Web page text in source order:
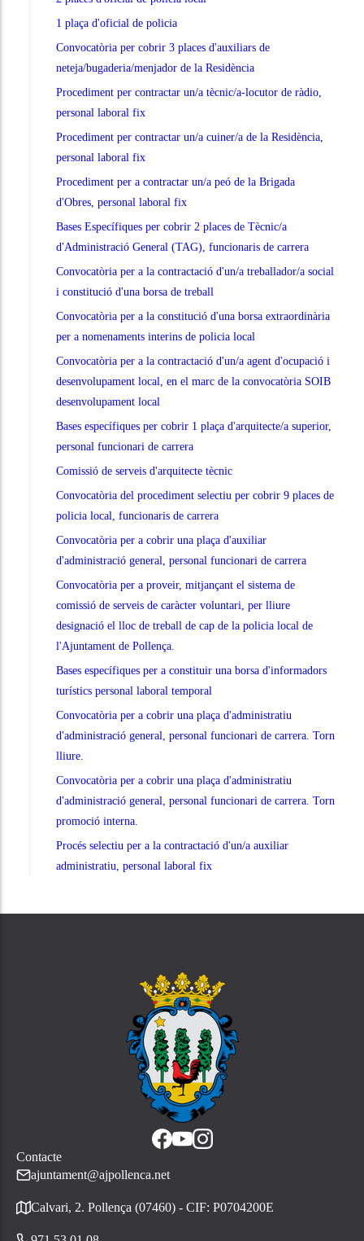
1 plaça d'oficial de policia
Convocatòria per cobrir 3 places d'auxiliars de
neteja/bugaderia/menjador de la Residència
Procediment per contractar un/a tècnic/a-locutor de ràdio,
personal laboral fix
Procediment per contractar un/a cuiner/a de la Residència,
personal laboral fix
Procediment per a contractar un/a peó de la Brigada
d'Obres, personal laboral fix
Bases Específiques per cobrir 2 places de Tècnic/a
d'Administració General (TAG), funcionaris de carrera
Convocatòria per a la contractació d'un/a treballador/a social
i constitució d'una borsa de treball
Convocatòria per a la constitució d'una borsa extraordinària
per a nomenaments interins de policia local
Convocatòria per a la contractació d'un/a agent d'ocupació i
desenvolupament local, en el marc de la convocatòria SOIB
desenvolupament local
Bases específiques per cobrir 1 plaça d'arquitecte/a superior,
personal funcionari de carrera
Comissió de serveis d'arquitecte tècnic
Convocatòria del procediment selectiu per cobrir 9 places de
policia local, funcionaris de carrera
Convocatòria per a cobrir una plaça d'auxiliar
d'administració general, personal funcionari de carrera
Convocatòria per a proveir, mitjançant el sistema de
comissió de serveis de caràcter voluntari, per lliure
designació el lloc de treball de cap de la policia local de
l'Ajuntament de Pollença.
Bases específiques per a constituir una borsa d'informadors
turístics personal laboral temporal
Convocatòria per a cobrir una plaça d'administratiu
d'administració general, personal funcionari de carrera. Torn
lliure.
Convocatòria per a cobrir una plaça d'administratiu
d'administració general, personal funcionari de carrera. Torn
promoció interna.
Procés selectiu per a la contractació d'un/a auxiliar
administratiu, personal laboral fix
Contacte
ajuntament@ajpollenca.net
Calvari, 2. Pollença (07460) - CIF: P0704200E